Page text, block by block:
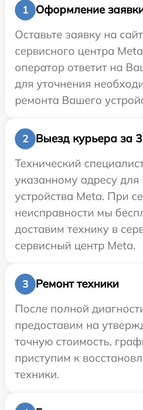
1
Оформление
Оставьте заявку на
сервисного центра
оператор ответит на
для уточнения
ремонта Вашего
2
Выезд курьера за
Технический
указанному адресу для
устройства Meta. При
неисправности мы
доставим технику в
сервисный центр Meta.
3
Ремонт техники
После полной
предоставим на
точную стоимость,
приступим к
техники.